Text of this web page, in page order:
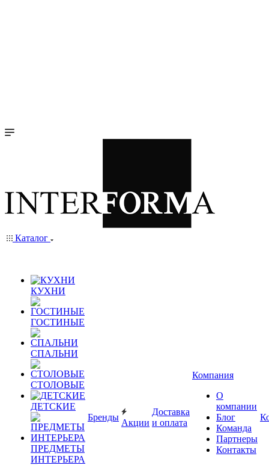
Каталог
КУХНИ
ГОСТИНЫЕ
СПАЛЬНИ
СТОЛОВЫЕ
ДЕТСКИЕ
ПРЕДМЕТЫ
ИНТЕРЬЕРА
Бренды
Акции
Доставка
и оплата
Компания
О
компании
Блог
Команда
Партнеры
Контакты